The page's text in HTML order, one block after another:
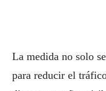
La medida no solo
para reducir el